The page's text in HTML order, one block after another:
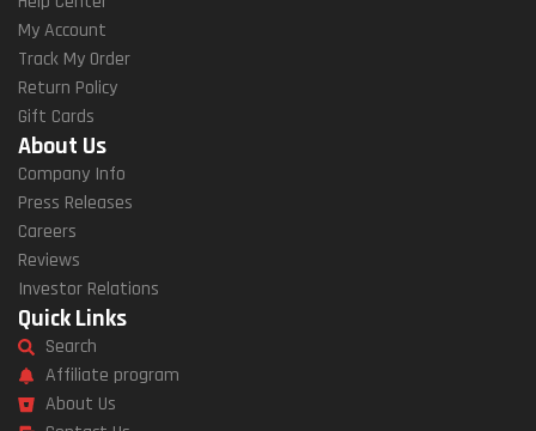
My Account
Track My Order
Return Policy
Gift Cards
About Us
Company Info
Press Releases
Careers
Reviews
Investor Relations
Quick Links
Search
Affiliate program
About Us